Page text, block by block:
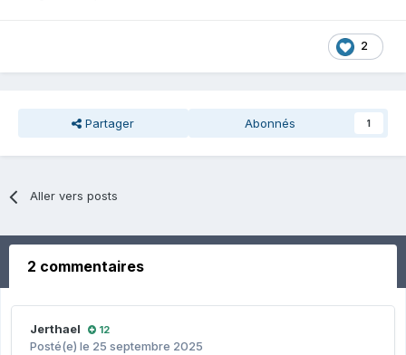
2
Partager Abonnés 1
Aller vers posts
2 commentaires
Jerthael 12
Posté(e) le 25 septembre 2025